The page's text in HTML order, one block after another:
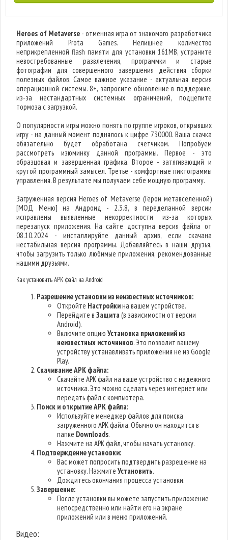
Heroes of Metaverse- отменная игра от знакомого разработчика
приложений Prota Games. Нелишнее количество
неприкрепленной flash памяти для установки 161MB, устраните
невостребованные развлечения, программки и старые
фотографии для совершенного завершения действия сборки
полезных файлов. Самое важное указание - актуальная версия
операционной системы. 8+, запросите обновление в поддержке,
из-за нестандартных системных ограничений, подцепите
тормоза с загрузкой.
О популярности игры можно понять по группе игроков, открывших
игру - на данный момент поднялось к цифре 730000. Ваша скачка
обязательно будет обработана счетчиком. Попробуем
рассмотреть изюминку данной программы. Первое - это
образцовая и завершенная графика. Второе - затягивающий и
крутой программный замысел. Третье - комфортные пиктограммы
управления. В результате мы получаем себе мощную программу.
Загруженная версия Heroes of Metaverse (Герои метавселенной)
[МОД Меню] на Андроид - 2.3.8, в переделанной версии
исправлены выявленные некорректности из-за которых
перезапуск приложения. На сайте доступна версия файла от
08.10.2024 - инсталлируйте данный архив, если скачана
нестабильная версия программы. Добавляйтесь в наши друзья,
чтобы загрузить только любимые приложения, рекомендованные
нашими друзьями.
Как установить APK файл на Android
Разрешение установки из неизвестных источников:
Откройте Настройкина вашем устройстве.
Перейдите вЗащита(в зависимости от версии
Android).
Включите опциюУстановка приложений из
неизвестных источников. Это позволит вашему
устройству устанавливать приложения не из Google
Play.
Скачивание APK файла:
Скачайте APK файл на ваше устройство с надежного
источника. Это можно сделать через интернет или
передать файл с компьютера.
Поиск и открытие APK файла:
Используйте менеджер файлов для поиска
загруженного APK файла. Обычно он находится в
папке Downloads.
Нажмите на APK файл, чтобы начать установку.
Подтверждение установки:
Вас может попросить подтвердить разрешение на
установку. НажмитеУстановить.
Дождитесь окончания процесса установки.
Завершение:
После установки вы можете запустить приложение
непосредственно или найти его на экране
приложений или в меню приложений.
Видео: